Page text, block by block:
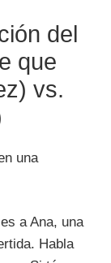
del
que
vs.
una
a Ana, una
Habla